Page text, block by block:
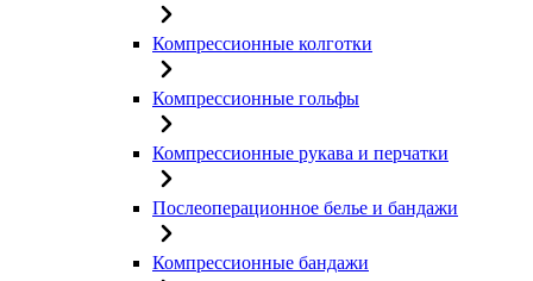
Компрессионные колготки
Компрессионные гольфы
Компрессионные рукава и перчатки
Послеоперационное белье и бандажи
Компрессионные бандажи